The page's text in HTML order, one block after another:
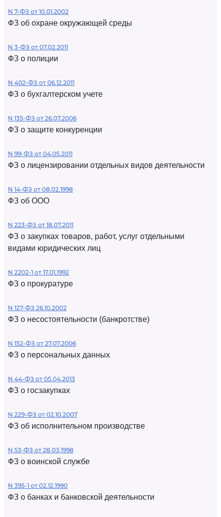
N 7-ФЗ от 10.01.2002
ФЗ об охране окружающей среды
N 3-ФЗ от 07.02.2011
ФЗ о полиции
N 402-ФЗ от 06.12.2011
ФЗ о бухгалтерском учете
N 135-ФЗ от 26.07.2006
ФЗ о защите конкуренции
N 99-ФЗ от 04.05.2011
ФЗ о лицензировании отдельных видов деятельности
N 14-ФЗ от 08.02.1998
ФЗ об ООО
N 223-ФЗ от 18.07.2011
ФЗ о закупках товаров, работ, услуг отдельными
видами юридических лиц
N 2202-1 от 17.01.1992
ФЗ о прокуратуре
N 127-ФЗ 26.10.2002
ФЗ о несостоятельности (банкротстве)
N 152-ФЗ от 27.07.2006
ФЗ о персональных данных
N 44-ФЗ от 05.04.2013
ФЗ о госзакупках
N 229-ФЗ от 02.10.2007
ФЗ об исполнительном производстве
N 53-ФЗ от 28.03.1998
ФЗ о воинской службе
N 395-1 от 02.12.1990
ФЗ о банках и банковской деятельности